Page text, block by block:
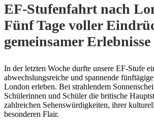
EF-Stufenfahrt nach
Fünf Tage voller
gemeinsamer Erlebnisse
In der letzten Woche durfte unsere EF-Stufe
abwechslungsreiche und spannende
London erleben. Bei strahlendem
Schülerinnen und Schüler die britische
zahlreichen Sehenswürdigkeiten, ihrer
besonderen Flair.